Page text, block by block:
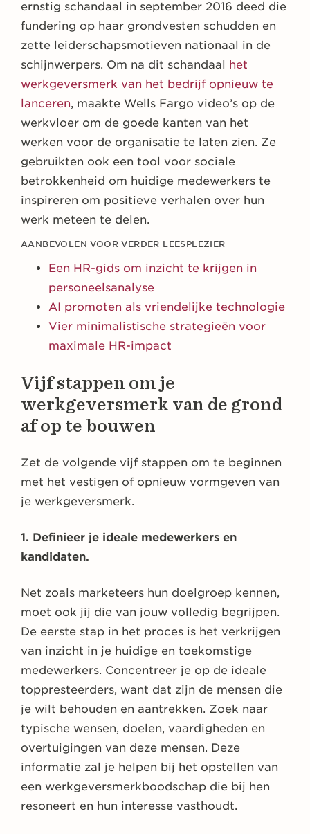
ernstig schandaal in september 2016 deed die
fundering op haar grondvesten schudden en
zette leiderschapsmotieven nationaal in de
schijnwerpers. Om na dit schandaal het
werkgeversmerk van het bedrijf opnieuw te
lanceren, maakte Wells Fargo video’s op de
werkvloer om de goede kanten van het
werken voor de organisatie te laten zien. Ze
gebruikten ook een tool voor sociale
betrokkenheid om huidige medewerkers te
inspireren om positieve verhalen over hun
werk meteen te delen.
AANBEVOLEN VOOR VERDER LEESPLEZIER
Een HR-gids om inzicht te krijgen in
personeelsanalyse
AI promoten als vriendelijke technologie
Vier minimalistische strategieën voor
maximale HR-impact
Vijf stappen om je
werkgeversmerk van de grond
af op te bouwen
Zet de volgende vijf stappen om te beginnen
met het vestigen of opnieuw vormgeven van
je werkgeversmerk.
1. Definieer je ideale medewerkers en
kandidaten.
Net zoals marketeers hun doelgroep kennen,
moet ook jij die van jouw volledig begrijpen.
De eerste stap in het proces is het verkrijgen
van inzicht in je huidige en toekomstige
medewerkers. Concentreer je op de ideale
toppresteerders, want dat zijn de mensen die
je wilt behouden en aantrekken. Zoek naar
typische wensen, doelen, vaardigheden en
overtuigingen van deze mensen. Deze
informatie zal je helpen bij het opstellen van
een werkgeversmerkboodschap die bij hen
resoneert en hun interesse vasthoudt.